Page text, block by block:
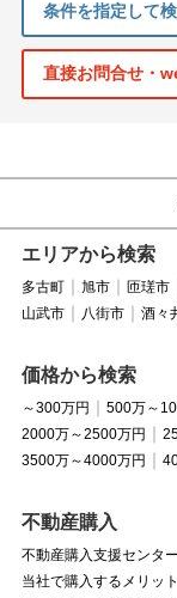
条件を指定して
直接お問合せ・
エリアから検索
多古町 旭市 匝瑳市
山武市
八街市 酒々
価格から検索
～300万円 500万～
2000万～2500万円
3500万～4000万円
不動産購入
不動産購入支援センター
当社で購入するメリット